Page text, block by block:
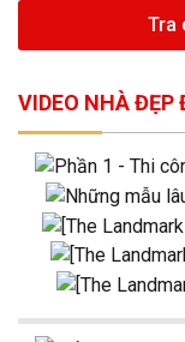
Tra
VIDEO NHÀ ĐẸP